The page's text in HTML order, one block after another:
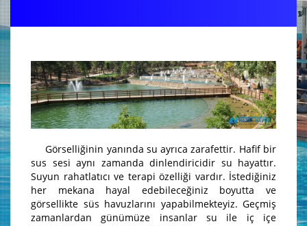
Görselliğinin yanında su ayrıca zarafettir. Hafif bir
sus sesi aynı zamanda dinlendiricidir su hayattır.
Suyun rahatlatıcı ve terapi özelliği vardır. İstediğiniz
her mekana hayal edebileceğiniz boyutta ve
görsellikte süs havuzlarını yapabilmekteyiz. Geçmiş
zamanlardan günümüze insanlar su ile iç içe